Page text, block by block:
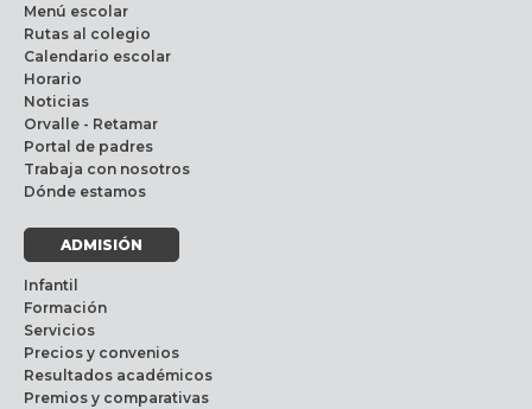
Menú escolar
Rutas al colegio
Calendario escolar
Horario
Noticias
Orvalle - Retamar
Portal de padres
Trabaja con nosotros
Dónde estamos
ADMISIÓN
Infantil
Formación
Servicios
Precios y convenios
Resultados académicos
Premios y comparativas